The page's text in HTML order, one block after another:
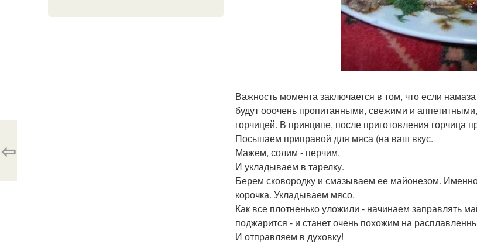
Важность момента заключается в том, что если
будут ооочень пропитанными, свежими и
горчицей. В принципе, после приготовления горчица
Посыпаем приправой для мяса (на ваш вкус.
Мажем, солим - перчим.
И укладываем в тарелку.
Берем сковородку и смазываем ее майонезом.
корочка. Укладываем мясо.
Как все плотненько уложили - начинаем заправлять
поджарится - и станет очень похожим на
И отправляем в духовку!
⇦